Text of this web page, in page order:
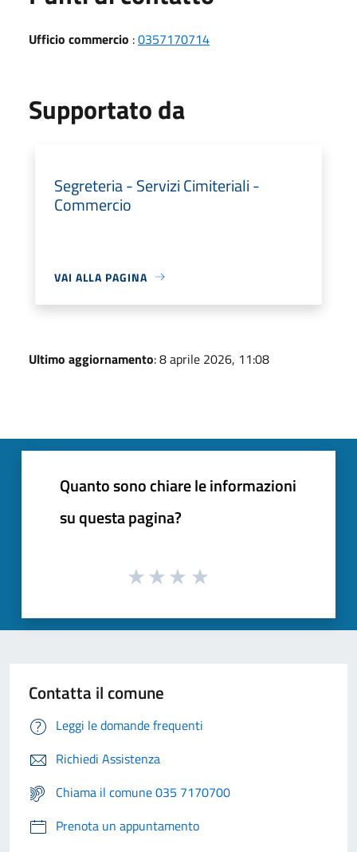
Ufficio commercio :0357170714
Supportato da
Segreteria - Servizi Cimiteriali -
Commercio
VAI ALLA PAGINA
Ultimo aggiornamento: 8 aprile 2026, 11:08
Quanto sono chiare le informazioni
su questa pagina?
Contatta il comune
Leggi le domande frequenti
Richiedi Assistenza
Chiama il comune 035 7170700
Prenota un appuntamento